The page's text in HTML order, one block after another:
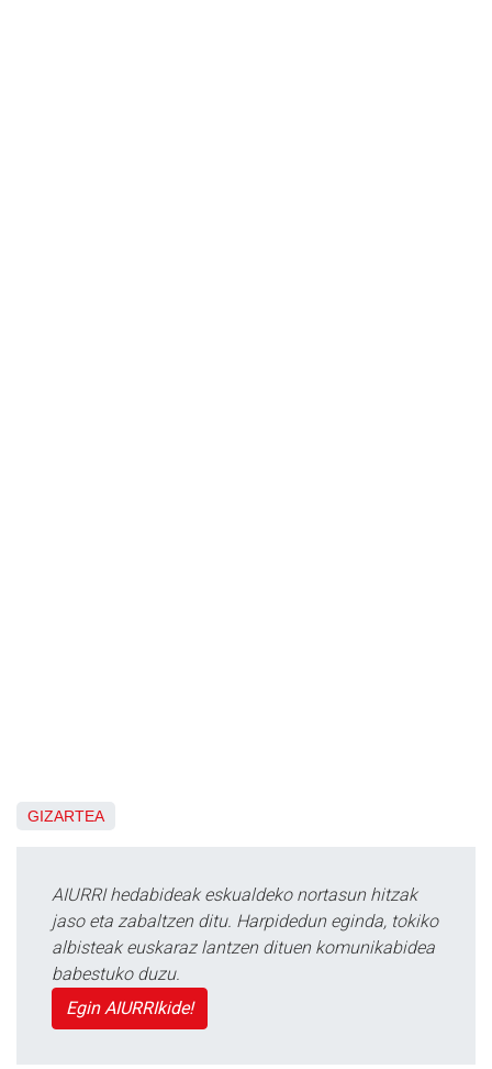
GIZARTEA
AIURRI hedabideak eskualdeko nortasun hitzak
jaso eta zabaltzen ditu. Harpidedun eginda, tokiko
albisteak euskaraz lantzen dituen komunikabidea
babestuko duzu.
Egin AIURRIkide!